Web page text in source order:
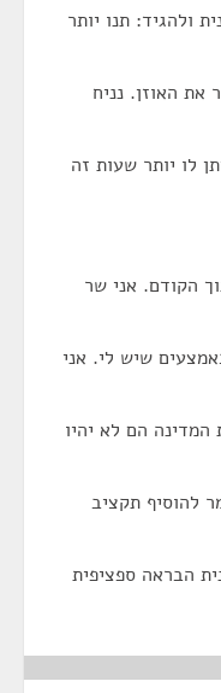
ולהגיד: תנו יותר
את האוזן. נניח
לו יותר שעות זה
הקודם. אני שר
שיש לי. אני
הם לא יהיו
להוסיף תקציב
הבראה ספציפית